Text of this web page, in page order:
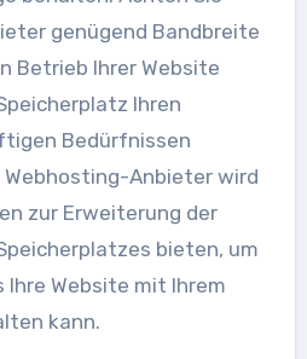
genügend Bandbreite
Betrieb Ihrer Website
Ihren
Bedürfnissen
Anbieter wird
zur Erweiterung der
bieten, um
Website mit Ihrem
kann.